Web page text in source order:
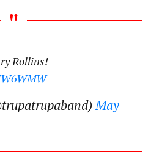
Rollins!
May